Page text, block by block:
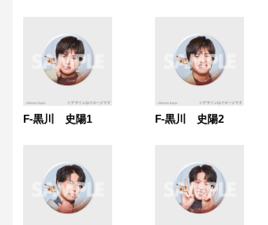
F-黒川 史陽1 F-黒川 史陽2